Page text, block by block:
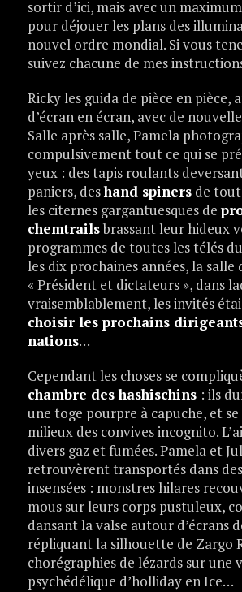
sortir d’ici, mais avec un
pour déjouer les plans des
nouvel ordre mondial. Si vous
suivez chacune de mes
Ricky les guida de pièce en pièce,
d’écran en écran, avec de
Salle après salle, Pamela
compulsivement tout ce qui se
yeux : des tapis roulants
paniers, deshand spinersde
les citernes gargantuesques de
chemtrailsbrassant leur hideux
programmes de toutes les télés
les dix prochaines années, la salle
« Président et dictateurs », dans
vraisemblablement, les invités
choisir les prochains
nations…
Cependant les choses se
chambre des hashischins : ils
une toge pourpre à capuche, et
milieux des convives incognito.
divers gaz et fumées. Pamela et
retrouvèrent transportés dans
insensées : monstres hilares
mous sur leurs corps pustuleux,
dansant la valse autour d’écrans
répliquant la silhouette de Zargo
chorégraphies de lézards sur une
psychédélique d’holliday en Ice…